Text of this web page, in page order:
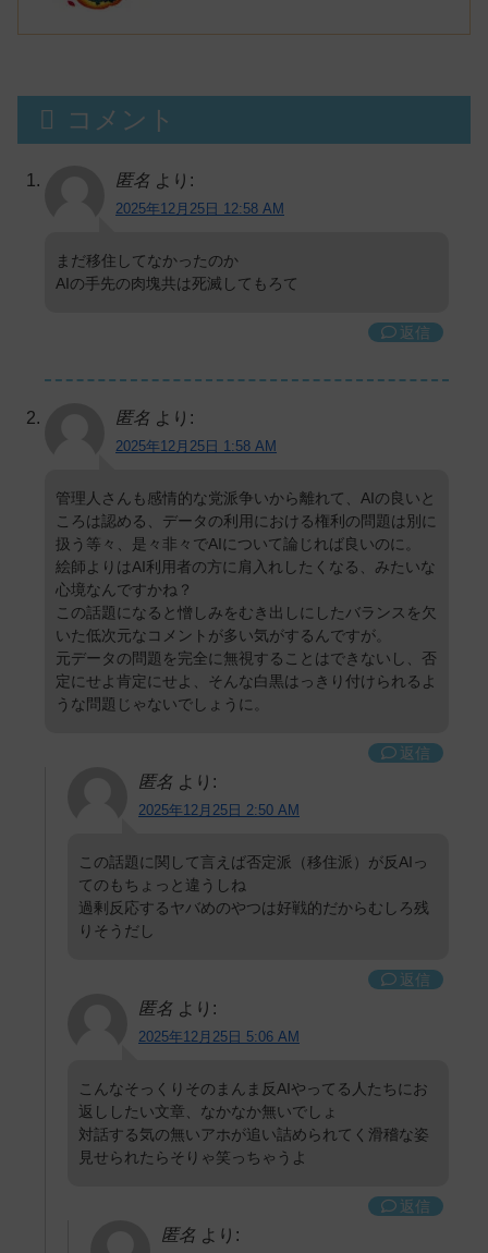
コメント
匿名 より:
2025年12月25日 12:58 AM
まだ移住してなかったのか
AIの手先の肉塊共は死滅してもろて
返信
匿名 より:
2025年12月25日 1:58 AM
管理人さんも感情的な党派争いから離れて、AIの良いと
ころは認める、データの利用における権利の問題は別に
扱う等々、是々非々でAIについて論じれば良いのに。
絵師よりはAI利用者の方に肩入れしたくなる、みたいな
心境なんですかね？
この話題になると憎しみをむき出しにしたバランスを欠
いた低次元なコメントが多い気がするんですが。
元データの問題を完全に無視することはできないし、否
定にせよ肯定にせよ、そんな白黒はっきり付けられるよ
うな問題じゃないでしょうに。
返信
匿名 より:
2025年12月25日 2:50 AM
この話題に関して言えば否定派（移住派）が反AIっ
てのもちょっと違うしね
過剰反応するヤバめのやつは好戦的だからむしろ残
りそうだし
返信
匿名 より:
2025年12月25日 5:06 AM
こんなそっくりそのまんま反AIやってる人たちにお
返ししたい文章、なかなか無いでしょ
対話する気の無いアホが追い詰められてく滑稽な姿
見せられたらそりゃ笑っちゃうよ
返信
匿名 より: